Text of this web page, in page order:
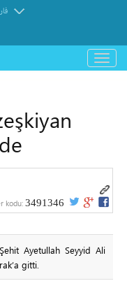
باز
و
kodu: 3491346
Ayetullah Seyyid Ali
gitti.